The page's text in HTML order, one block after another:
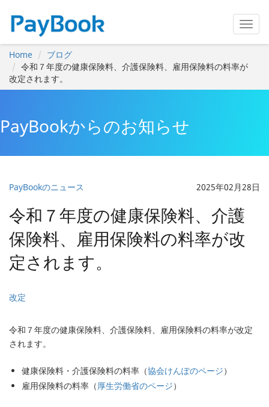
Home
ブログ
令和７年度の健康保険料、介護保険料、雇用保険料の料率が
改定されます。
PayBookからのお知らせ
PayBookのニュース 2025年02月28日
令和７年度の健康保険料、介護
保険料、雇用保険料の料率が改
定されます。
改定
令和７年度の健康保険料、介護保険料、雇用保険料の料率が改定
されます。
健康保険料・介護保険料の料率（協会けんぽのページ）
雇用保険料の料率（厚生労働省のページ）